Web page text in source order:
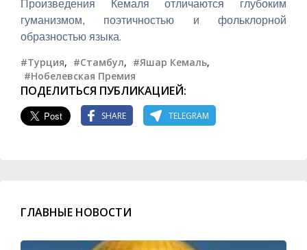
Произведения Кемаля отличаются глубоким
гуманизмом, поэтичностью и фольклорной
образностью языка.
#Турция, #Стамбул, #Яшар Кемаль,
#Нобелевская Премия
ПОДЕЛИТЬСЯ ПУБЛИКАЦИЕЙ:
SHARE TELEGRAM
ГЛАВНЫЕ НОВОСТИ